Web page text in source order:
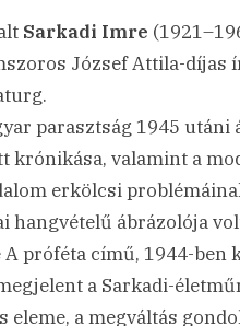
Sarkadi Imre
József Attila-díjas
parasztság 1945 utáni
krónikása, valamint a
erkölcsi
hangvételű ábrázolója
próféta című, 1944-ben
a Sarkadi-
eleme, a megváltás